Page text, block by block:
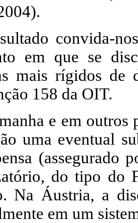
convida-
em que se
mais rígidos de
158 da OIT.
e em outros
uma eventual
(assegurado
do tipo do
Na Áustria, a
em um